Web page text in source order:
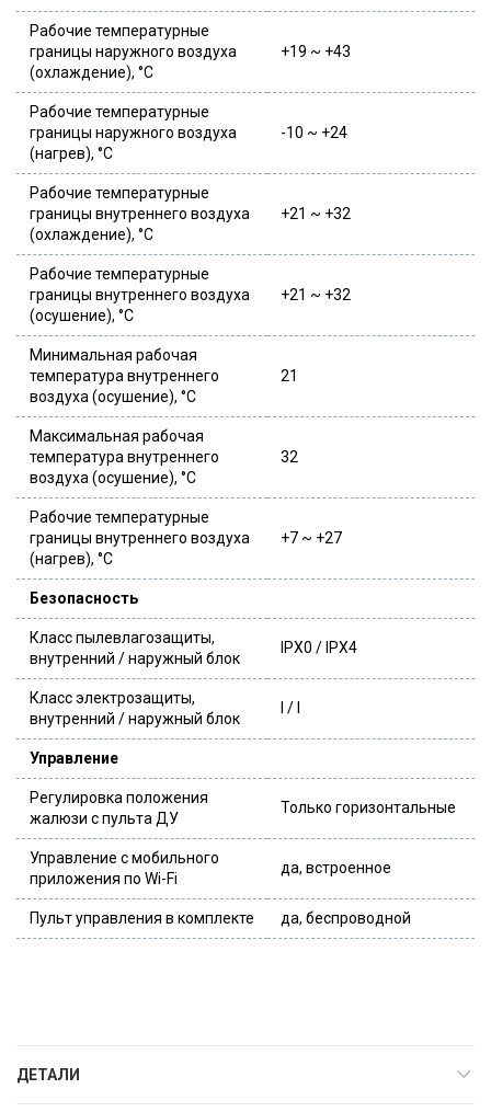
Рабочие температурные
границы наружного воздуха
(охлаждение), °C
+19 ~ +43
Рабочие температурные
границы наружного воздуха
(нагрев), °C
-10 ~ +24
Рабочие температурные
границы внутреннего воздуха
(охлаждение), °C
+21 ~ +32
Рабочие температурные
границы внутреннего воздуха
(осушение), °C
+21 ~ +32
Минимальная рабочая
температура внутреннего
воздуха (осушение), °C
21
Максимальная рабочая
температура внутреннего
воздуха (осушение), °C
32
Рабочие температурные
границы внутреннего воздуха
(нагрев), °C
+7 ~ +27
Безопасность
Класс пылевлагозащиты,
внутренний / наружный блок
IPX0 / IPX4
Класс электрозащиты,
внутренний / наружный блок
I / I
Управление
Регулировка положения
жалюзи с пульта ДУ
Только горизонтальные
Управление c мобильного
приложения по Wi-Fi
да, встроенное
Пульт управления в комплекте да, беспроводной
ДЕТАЛИ